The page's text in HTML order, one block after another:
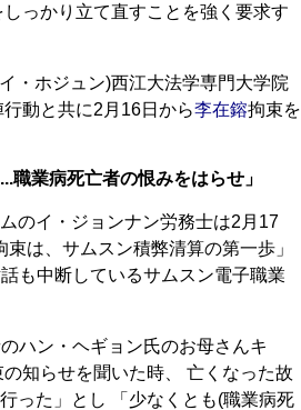
っかり立て直すことを強く要求す
・ホジュン)西江大法学専門大学院
動と共に2月16日から李在鎔拘束を
職業病死亡者の恨みをはらせ」
のイ・ジョンナン労務士は2月17
束は、サムスン積弊清算の第一歩」
も中断しているサムスン電子職業
ハン・ヘギョン氏のお母さんキ
の知らせを聞いた時、 亡くなった故
った」とし 「少なくとも(職業病死